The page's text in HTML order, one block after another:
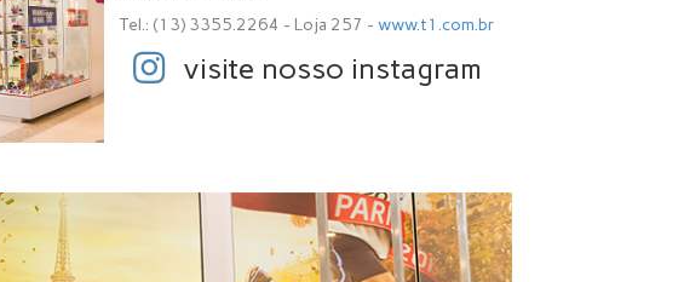
Tel.: (13) 3355.2264 - Loja 257 -www.t1.com.br
visite nosso instagram